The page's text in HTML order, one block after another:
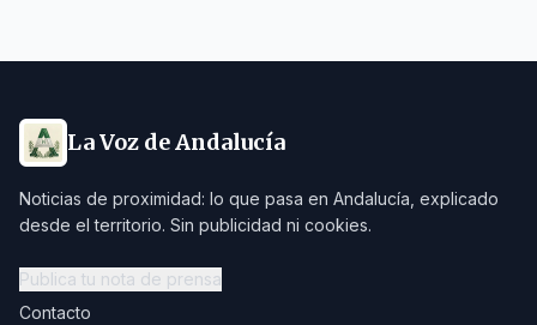
La Voz de Andalucía
Noticias de proximidad: lo que pasa en Andalucía, explicado
desde el territorio. Sin publicidad ni cookies.
Publica tu nota de prensa
Contacto